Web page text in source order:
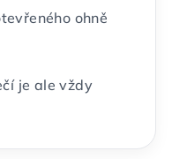
ohně
je ale vždy